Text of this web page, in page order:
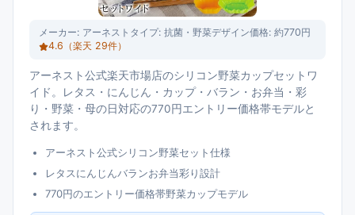
メーカー: アーネスト タイプ: 抗菌・野菜デザイン価格: 約770円
4.6 （楽天 29件）
アーネスト公式楽天市場店のシリコン野菜カップセットワ
イド。レタス・にんじん・カップ・バラン・お弁当・彩
り・野菜・母の日対応の770円エントリー価格帯モデルと
されます。
アーネスト公式シリコン野菜セット仕様
レタスにんじんバランお弁当彩り設計
770円のエントリー価格帯野菜カップモデル